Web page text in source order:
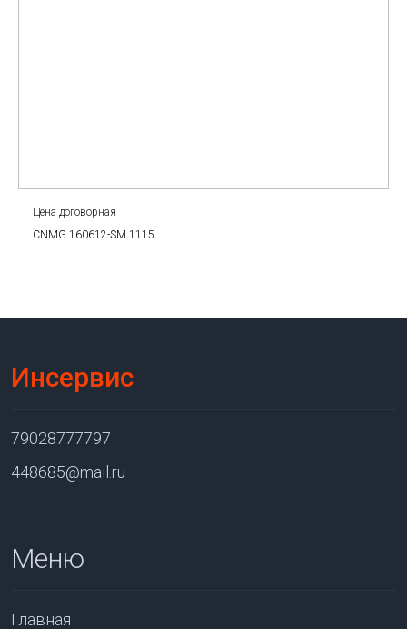
Цена договорная
CNMG 160612-SM 1115
Инсервис
79028777797
448685@mail.ru
Меню
Главная